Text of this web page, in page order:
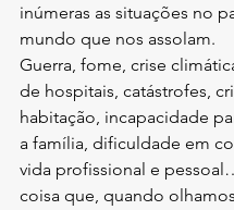
inúmeras as situações no
mundo que nos assolam.
Guerra, fome, crise
de hospitais, catástrofes,
habitação, incapacidade
a família, dificuldade em
vida profissional e
coisa que, quando